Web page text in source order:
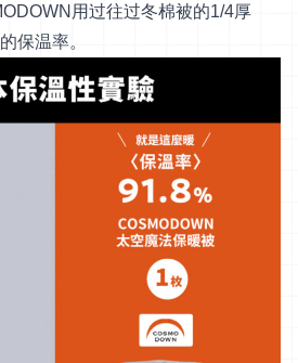
用过往过冬棉被的1/4厚
保温率。